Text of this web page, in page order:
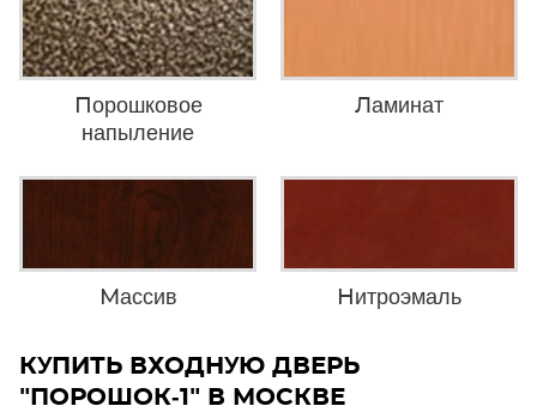
Порошковое
напыление
Ламинат
Массив Нитроэмаль
КУПИТЬ ВХОДНУЮ ДВЕРЬ
"ПОРОШОК-1" В МОСКВЕ